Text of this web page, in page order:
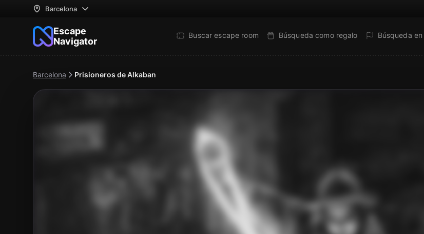
Barcelona
Escape
Navigator
Buscar escape room Búsqueda como regalo Búsqueda
Barcelona Prisioneros de Alkaban